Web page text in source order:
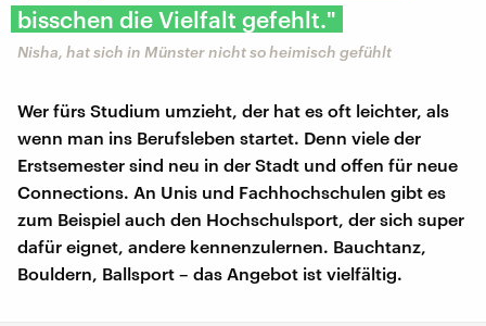
bisschen die Vielfalt gefehlt."
Nisha, hat sich in Münster nicht so heimisch gefühlt
Wer fürs Studium umzieht, der hat es oft leichter, als
wenn man ins Berufsleben startet. Denn viele der
Erstsemester sind neu in der Stadt und offen für neue
Connections. An Unis und Fachhochschulen gibt es
zum Beispiel auch den Hochschulsport, der sich super
dafür eignet, andere kennenzulernen. Bauchtanz,
Bouldern, Ballsport – das Angebot ist vielfältig.